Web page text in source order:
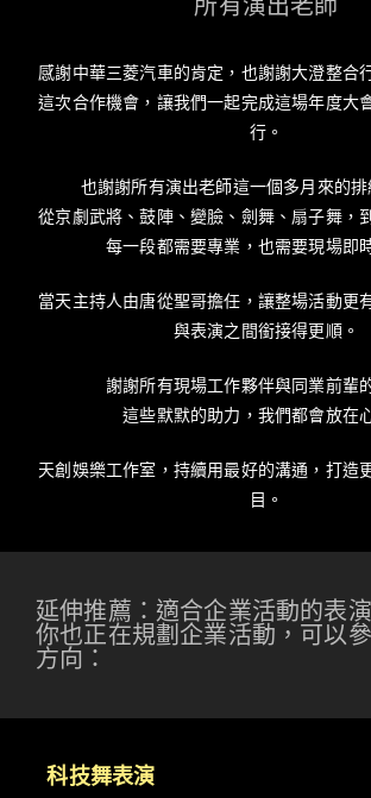
所有演出老師
感謝中華三菱汽車的肯定，也謝謝大澄整合
這次合作機會，讓我們一起完成這場年度大
行。
也謝謝所有演出老師這一個多月來的排
從京劇武將、鼓陣、變臉、劍舞、扇子舞，
每一段都需要專業，也需要現場即
當天主持人由唐從聖哥擔任，讓整場活動更
與表演之間銜接得更順。
謝謝所有現場工作夥伴與同業前輩
這些默默的助力，我們都會放在
天創娛樂工作室，持續用最好的溝通，打造
目。
延伸推薦：適合企業活動的表
你也正在規劃企業活動，可以
方向：
科技舞表演